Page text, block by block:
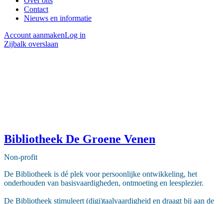
Contact
Nieuws en informatie
Account aanmakenLog in
Zijbalk overslaan
Bibliotheek De Groene Venen
Non-profit
De Bibliotheek is dé plek voor persoonlijke ontwikkeling, het
onderhouden van basisvaardigheden, ontmoeting en leesplezier.
De Bibliotheek stimuleert (digi)taalvaardigheid en draagt bij aan de